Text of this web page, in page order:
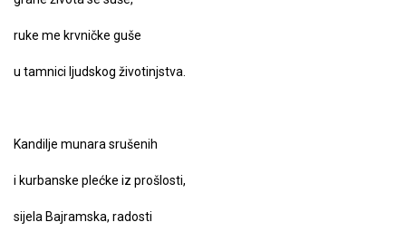
ruke me krvničke guše
u tamnici ljudskog životinjstva.
Kandilje munara srušenih
i kurbanske plećke iz prošlosti,
sijela Bajramska, radosti